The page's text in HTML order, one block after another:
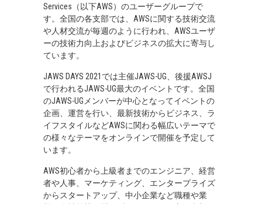
Services（以下AWS）のユーザーグループで
す。全国の各支部では、AWSに関する技術交流
や人材交流が毎週のように行われ、AWSユーザ
ーの技術力向上およびビジネスの拡大に寄与し
ています。
JAWS DAYS 2021では主催JAWS-UG、後援AWSJ
で行われるJAWS-UG最大のイベントです。全国
のJAWS-UGメンバーが中心となってイベントの
企画、運営を行い、最新技術からビジネス、ラ
イフスタイルなどAWSに関わる幅広いテーマで
の様々なテーマをオンラインで開催を予定して
います。
AWS初心者から上級者までのエンジニア、経営
者や人事、マーケティング、エンタープライズ
からスタートアップ、中小企業など職種や業